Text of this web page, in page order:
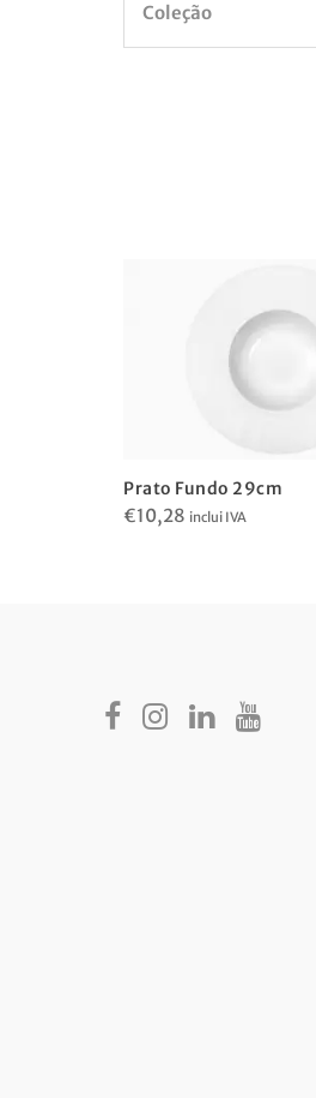
Coleção
Prato Fundo 29cm
€10,28 inclui IVA